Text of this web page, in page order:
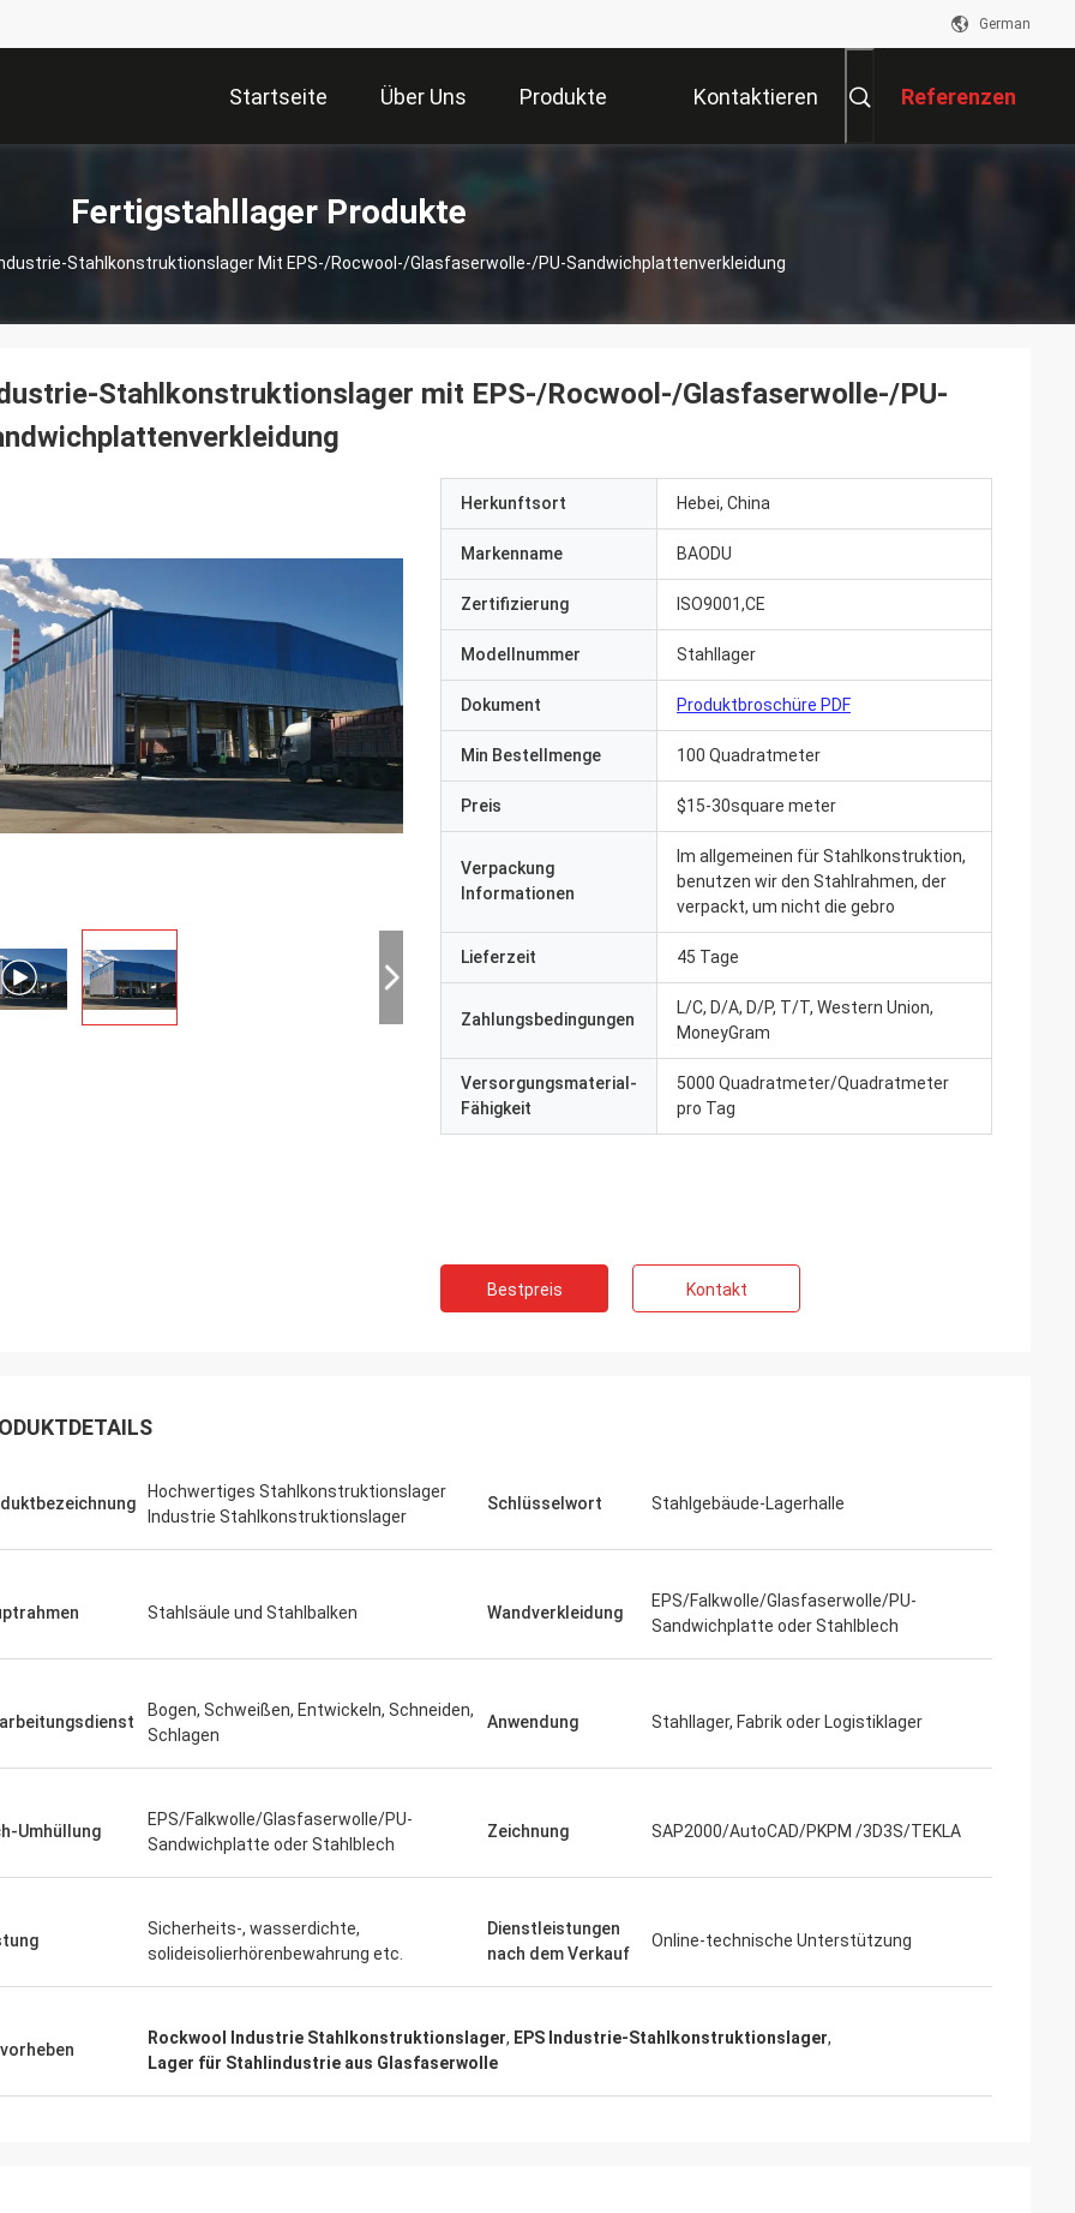
German
Startseite Über Uns Produkte Kontaktieren Referenzen
Fertigstahllager Produkte
Stahlkonstruktionslager Mit EPS-/Rocwool-/Glasfaserwolle-/PU-Sandwichplattenverkleidung
- Ich weiß.
sehr zufrieden mit dem guten
ging danken Ihnen sehr gut, die wir
der Anlage. Alles, das wir uns
verständigen mit Ihnen“
Stahlkonstruktionslager mit EPS-/Rocwool-/Glasfaserwolle-/PU-
Herkunftsort Hebei, China
Markenname BAODU
Zertifizierung ISO9001,CE
Modellnummer Stahllager
Dokument Produktbroschüre PDF
Min Bestellmenge 100 Quadratmeter
Preis $15-30square meter
Verpackung
Informationen
Im allgemeinen für Stahlkonstruktion,
benutzen wir den Stahlrahmen, der
verpackt, um nicht die gebro
Lieferzeit 45 Tage
Zahlungsbedingungen
L/C, D/A, D/P, T/T, Western Union,
MoneyGram
Versorgungsmaterial-
Fähigkeit
5000 Quadratmeter/Quadratmeter
pro Tag
Bestpreis Kontakt
Hochwertiges Stahlkonstruktionslager
Industrie Stahlkonstruktionslager
Schlüsselwort Stahlgebäude-Lagerhalle
Stahlsäule und Stahlbalken Wandverkleidung
EPS/Falkwolle/Glasfaserwolle/PU-
Sandwichplatte oder Stahlblech
Bogen, Schweißen, Entwickeln, Schneiden,
Schlagen
Anwendung Stahllager, Fabrik oder Logistiklager
Umhüllung
EPS/Falkwolle/Glasfaserwolle/PU-
Sandwichplatte oder Stahlblech
Zeichnung SAP2000/AutoCAD/PKPM /3D3S/TEKLA
Sicherheits-, wasserdichte,
solideisolierhörenbewahrung etc.
Dienstleistungen
nach dem Verkauf
Online-technische Unterstützung
Rockwool Industrie Stahlkonstruktionslager, EPS Industrie-Stahlkonstruktionslager,
Lager für Stahlindustrie aus Glasfaserwolle